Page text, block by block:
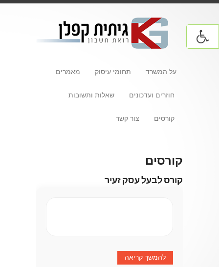
על המשרד תחומי עיסוק מאמרים
חוזרים ועדכונים שאלות ותשובות
קורסים צור קשר
קורסים
קורס לבעל עסק זעיר
להמשך קריאה